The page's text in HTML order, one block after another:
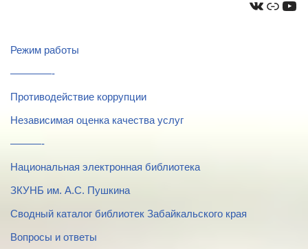
Режим работы
————-
Противодействие коррупции
Независимая оценка качества услуг
———-
Национальная электронная библиотека
ЗКУНБ им. А.С. Пушкина
Сводный каталог библиотек Забайкальского края
Вопросы и ответы